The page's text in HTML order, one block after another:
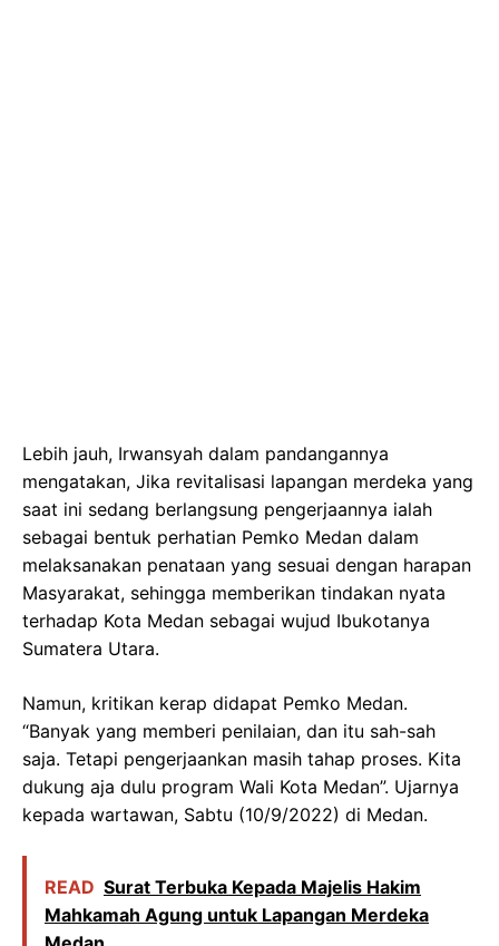
Lebih jauh, Irwansyah dalam pandangannya
mengatakan, Jika revitalisasi lapangan merdeka yang
saat ini sedang berlangsung pengerjaannya ialah
sebagai bentuk perhatian Pemko Medan dalam
melaksanakan penataan yang sesuai dengan harapan
Masyarakat, sehingga memberikan tindakan nyata
terhadap Kota Medan sebagai wujud Ibukotanya
Sumatera Utara.
Namun, kritikan kerap didapat Pemko Medan.
“Banyak yang memberi penilaian, dan itu sah-sah
saja. Tetapi pengerjaankan masih tahap proses. Kita
dukung aja dulu program Wali Kota Medan”. Ujarnya
kepada wartawan, Sabtu (10/9/2022) di Medan.
READ ‎Surat Terbuka Kepada Majelis Hakim
Mahkamah Agung untuk Lapangan Merdeka